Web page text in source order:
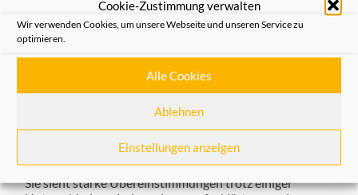
Cookie-Zustimmung verwalten
Wir verwenden Cookies, um unsere Webseite und unseren Service zu
optimieren.
Alle Cookies
Ablehnen
Einstellungen anzeigen
überzeugend. Sie selbst bezeichnet sich als Deutsche mit
marokanischem Hintergrund, hat in Deutschland
studiert, Erfahrung im Ausland gesammelt und ist nach
mehreren anderen Tätigkeiten jetzt im Ministerium für
Soziales in Düsseldorf tätig. So berichtet sie monieren
engen Kontakterin der Jugendzeit mit einer
katholischen Ordensschwester, ihre gelegentliche
Adenauer Stiftung und den Willen in der politischen
Arbeit für die Menschen zu wirken.
Sie sieht starke Übereinstimmungen trotz einiger